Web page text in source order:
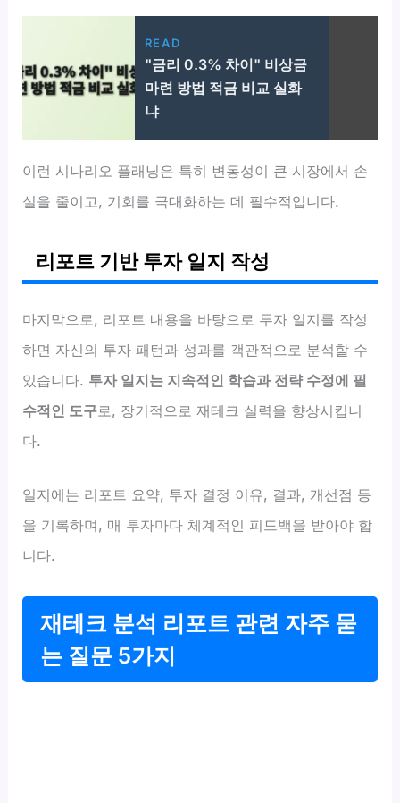
READ
"금리 0.3% 차이" 비상금
마련 방법 적금 비교 실화
냐
이런 시나리오 플래닝은 특히 변동성이 큰 시장에서 손
실을 줄이고, 기회를 극대화하는 데 필수적입니다.
리포트 기반 투자 일지 작성
마지막으로, 리포트 내용을 바탕으로 투자 일지를 작성
하면 자신의 투자 패턴과 성과를 객관적으로 분석할 수
있습니다. 투자 일지는 지속적인 학습과 전략 수정에 필
수적인 도구로, 장기적으로 재테크 실력을 향상시킵니
다.
일지에는 리포트 요약, 투자 결정 이유, 결과, 개선점 등
을 기록하며, 매 투자마다 체계적인 피드백을 받아야 합
니다.
재테크 분석 리포트 관련 자주 묻
는 질문 5가지